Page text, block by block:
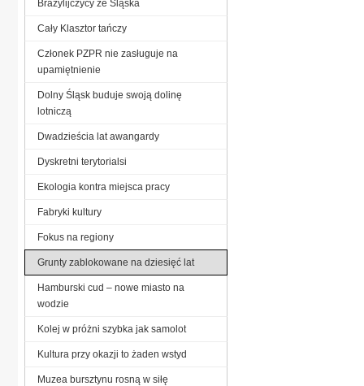
Brazylijczycy ze Śląska
Cały Klasztor tańczy
Członek PZPR nie zasługuje na
upamiętnienie
Dolny Śląsk buduje swoją dolinę
lotniczą
Dwadzieścia lat awangardy
Dyskretni terytorialsi
Ekologia kontra miejsca pracy
Fabryki kultury
Fokus na regiony
Grunty zablokowane na dziesięć lat
Hamburski cud – nowe miasto na
wodzie
Kolej w próżni szybka jak samolot
Kultura przy okazji to żaden wstyd
Muzea bursztynu rosną w siłę